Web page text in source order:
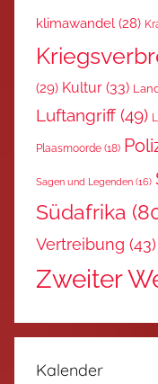
klimawandel (28)
(29) Kultur (33)
Luftangriff (49)
Plaasmoorde (18)
Sagen und Legenden (16)
Südafrika
Vertreibung (43)
Zweiter
Kalender